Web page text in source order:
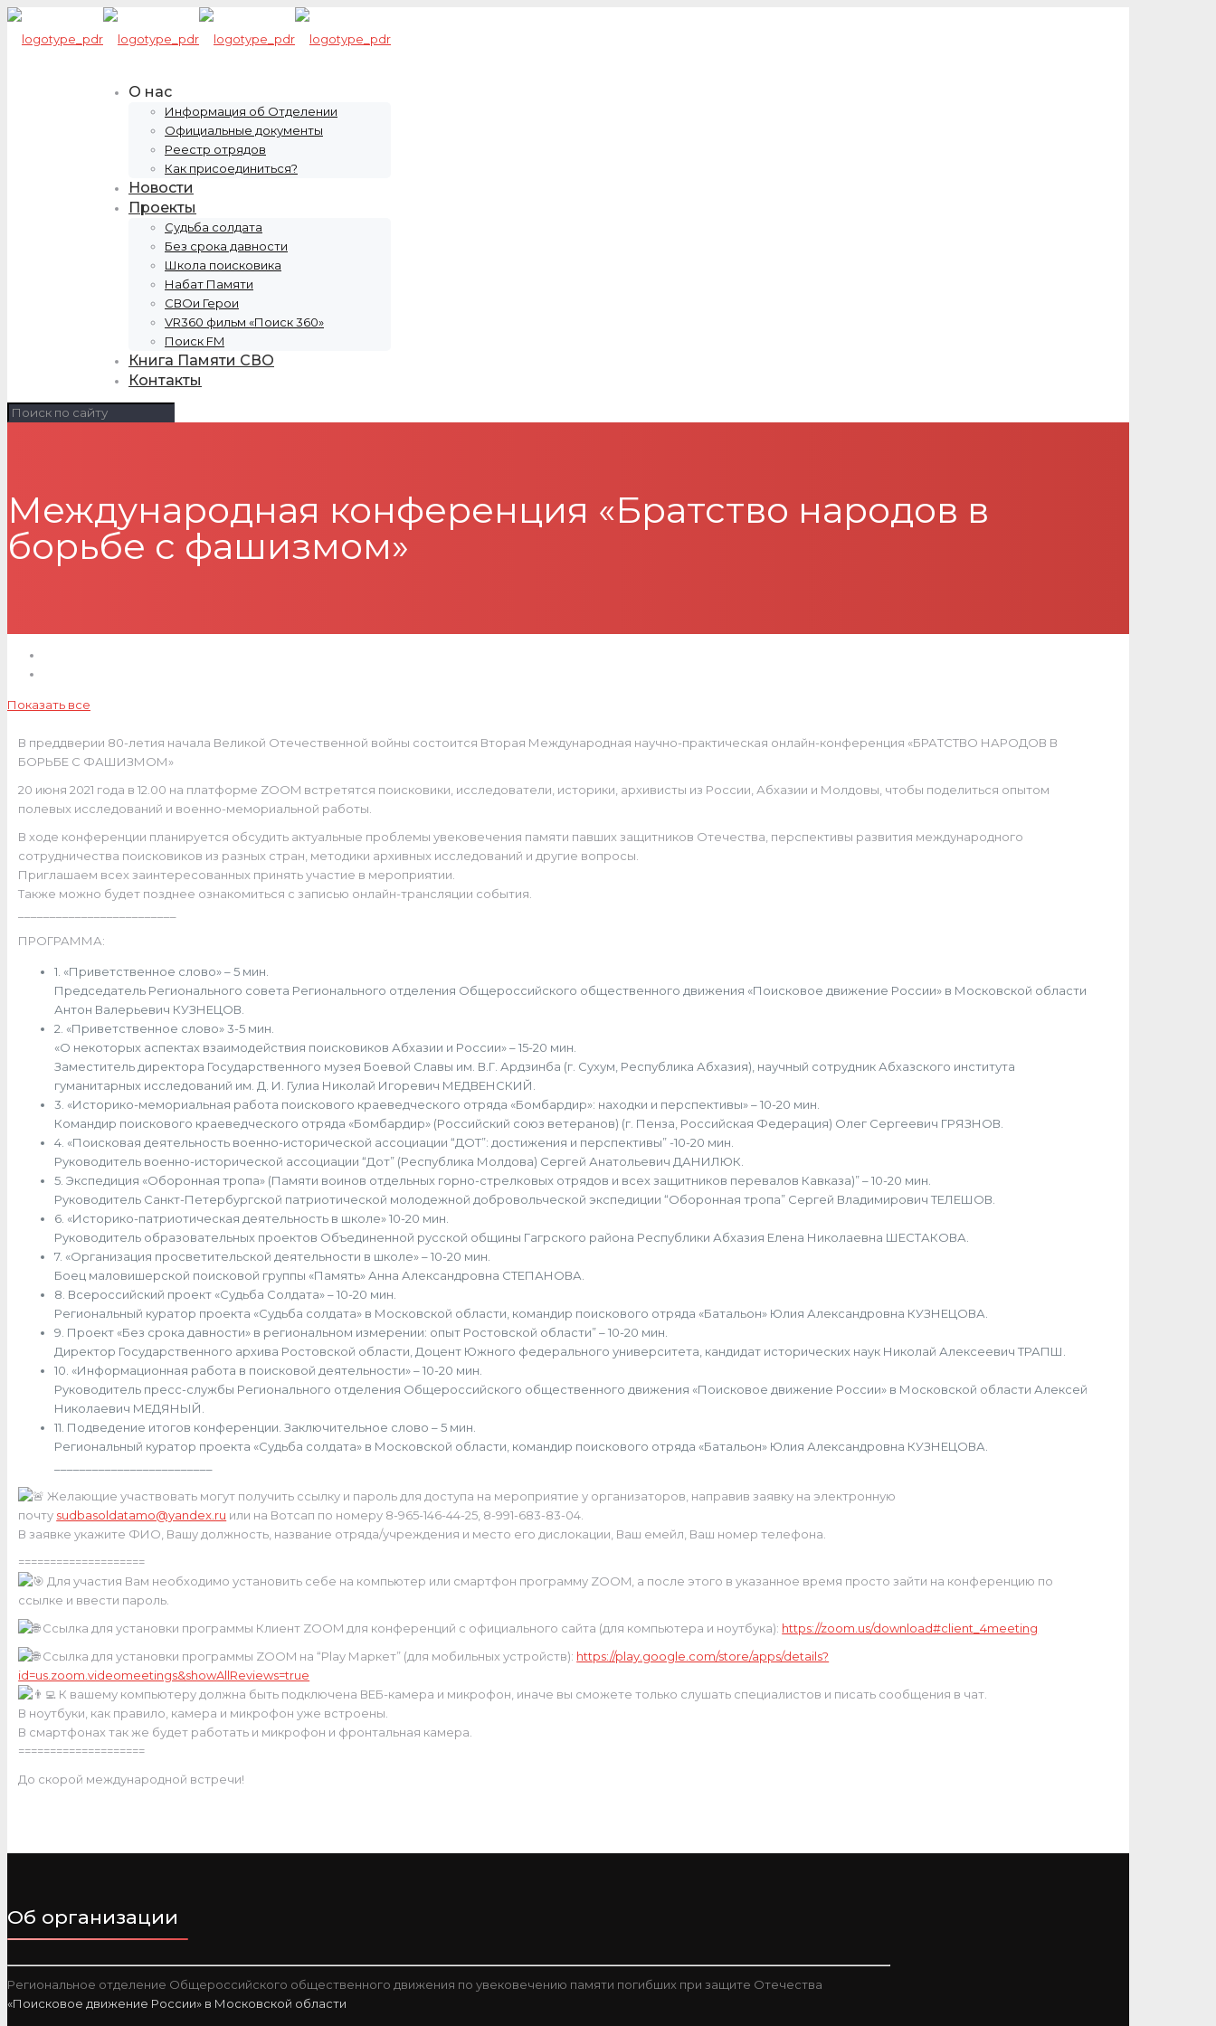
О нас
Информация об Отделении
Официальные документы
Реестр отрядов
Как присоединиться?
Новости
Проекты
Судьба солдата
Без срока давности
Школа поисковика
Набат Памяти
СВОи Герои
VR360 фильм «Поиск 360»
Поиск FM
Книга Памяти СВО
Контакты
Международная конференция «Братство народов в
борьбе с фашизмом»
Показать все
В преддверии 80-летия начала Великой Отечественной войны состоится Вторая Международная научно-практическая онлайн-конференция «БРАТСТВО НАРОДОВ В
БОРЬБЕ С ФАШИЗМОМ»
20 июня 2021 года в 12.00 на платформе ZOOM встретятся поисковики, исследователи, историки, архивисты из России, Абхазии и Молдовы, чтобы поделиться опытом
полевых исследований и военно-мемориальной работы.
В ходе конференции планируется обсудить актуальные проблемы увековечения памяти павших защитников Отечества, перспективы развития международного
сотрудничества поисковиков из разных стран, методики архивных исследований и другие вопросы.
Приглашаем всех заинтересованных принять участие в мероприятии.
Также можно будет позднее ознакомиться с записью онлайн-трансляции события.
ПРОГРАММА:
1. «Приветственное слово» – 5 мин.
Председатель Регионального совета Регионального отделения Общероссийского общественного движения «Поисковое движение России» в Московской области
Антон Валерьевич КУЗНЕЦОВ.
2. «Приветственное слово» 3-5 мин.
«О некоторых аспектах взаимодействия поисковиков Абхазии и России» – 15-20 мин.
Заместитель директора Государственного музея Боевой Славы им. В.Г. Ардзинба (г. Сухум, Республика Абхазия), научный сотрудник Абхазского института
гуманитарных исследований им. Д. И. Гулиа Николай Игоревич МЕДВЕНСКИЙ.
3. «Историко-мемориальная работа поискового краеведческого отряда «Бомбардир»: находки и перспективы» – 10-20 мин.
Командир поискового краеведческого отряда «Бомбардир» (Российский союз ветеранов) (г. Пенза, Российская Федерация) Олег Сергеевич ГРЯЗНОВ.
4. «Поисковая деятельность военно-исторической ассоциации “ДОТ”: достижения и перспективы” -10-20 мин.
Руководитель военно-исторической ассоциации “Дот” (Республика Молдова) Сергей Анатольевич ДАНИЛЮК.
5. Экспедиция «Оборонная тропа» (Памяти воинов отдельных горно-стрелковых отрядов и всех защитников перевалов Кавказа)” – 10-20 мин.
Руководитель Санкт-Петербургской патриотической молодежной добровольческой экспедиции “Оборонная тропа” Сергей Владимирович ТЕЛЕШОВ.
6. «Историко-патриотическая деятельность в школе» 10-20 мин.
Руководитель образовательных проектов Объединенной русской общины Гагрского района Республики Абхазия Елена Николаевна ШЕСТАКОВА.
7. «Организация просветительской деятельности в школе» – 10-20 мин.
Боец маловишерской поисковой группы «Память» Анна Александровна СТЕПАНОВА.
8. Всероссийский проект «Судьба Солдата» – 10-20 мин.
Региональный куратор проекта «Судьба солдата» в Московской области, командир поискового отряда «Батальон» Юлия Александровна КУЗНЕЦОВА.
9. Проект «Без срока давности» в региональном измерении: опыт Ростовской области” – 10-20 мин.
Директор Государственного архива Ростовской области, Доцент Южного федерального университета, кандидат исторических наук Николай Алексеевич ТРАПШ.
10. «Информационная работа в поисковой деятельности» – 10-20 мин.
Руководитель пресс-службы Регионального отделения Общероссийского общественного движения «Поисковое движение России» в Московской области Алексей
Николаевич МЕДЯНЫЙ.
11. Подведение итогов конференции. Заключительное слово – 5 мин.
Региональный куратор проекта «Судьба солдата» в Московской области, командир поискового отряда «Батальон» Юлия Александровна КУЗНЕЦОВА.
Желающие участвовать могут получить ссылку и пароль для доступа на мероприятие у организаторов, направив заявку на электронную
почту sudbasoldatamo@yandex.ru или на Вотсап по номеру 8-965-146-44-25, 8-991-683-83-04.
В заявке укажите ФИО, Вашу должность, название отряда/учреждения и место его дислокации, Ваш емейл, Ваш номер телефона.
====================
Для участия Вам необходимо установить себе на компьютер или смартфон программу ZOOM, а после этого в указанное время просто зайти на конференцию по
ссылке и ввести пароль.
Ссылка для установки программы Клиент ZOOM для конференций с официального сайта (для компьютера и ноутбука): https://zoom.us/download#client_4meeting
Ссылка для установки программы ZOOM на “Play Маркет” (для мобильных устройств): https://play.google.com/store/apps/details?
id=us.zoom.videomeetings&showAllReviews=true
К вашему компьютеру должна быть подключена ВЕБ-камера и микрофон, иначе вы сможете только слушать специалистов и писать сообщения в чат.
В ноутбуки, как правило, камера и микрофон уже встроены.
В смартфонах так же будет работать и микрофон и фронтальная камера.
====================
До скорой международной встречи!
Об организации
Региональное отделение Общероссийского общественного движения по увековечению памяти погибших при защите Отечества
«Поисковое движение России» в Московской области